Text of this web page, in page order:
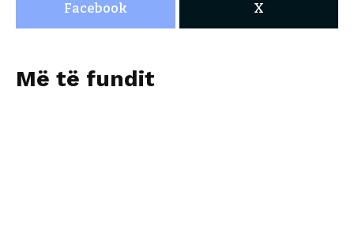
Facebook X
Më të fundit